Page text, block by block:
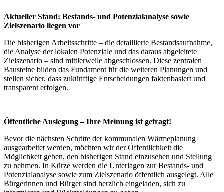
Aktueller Stand: Bestands- und Potenzialanalyse sowie
Zielszenario liegen vor
Die bisherigen Arbeitsschritte – die detaillierte Bestandsaufnahme,
die Analyse der lokalen Potenziale und das daraus abgeleitete
Zielszenario – sind mittlerweile abgeschlossen. Diese zentralen
Bausteine bilden das Fundament für die weiteren Planungen und
stellen sicher, dass zukünftige Entscheidungen faktenbasiert und
transparent erfolgen.
Öffentliche Auslegung – Ihre Meinung ist gefragt!
Bevor die nächsten Schritte der kommunalen Wärmeplanung
ausgearbeitet werden, möchten wir der Öffentlichkeit die
Möglichkeit geben, den bisherigen Stand einzusehen und Stellung
zu nehmen. In Kürze werden die Unterlagen zur Bestands- und
Potenzialanalyse sowie zum Zielszenario öffentlich ausgelegt. Alle
Bürgerinnen und Bürger sind herzlich eingeladen, sich zu